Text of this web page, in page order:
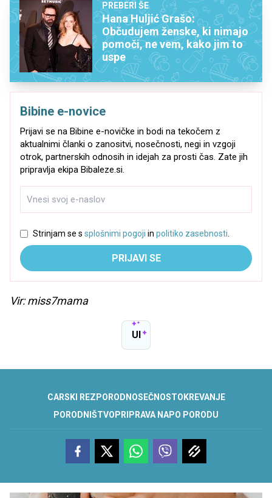
PREBERI ŠE
Hana Huljić Grašo:
Občudujem ženske, ki nimajo
pomoči, ne vem, kako jim to
uspe
Bibine e-novice
Prijavi se na Bibine e-novičke in bodi na tekočem z
aktualnimi članki o zanositvi, nosečnosti, negi in vzgoji
otrok, partnerskih odnosih in idejah za prosti čas. Zate jih
pripravlja ekipa Bibaleze.si.
Strinjam se s splošnimi pogoji in politiko zasebnosti
PRIJAVI SE
Vir: miss7mama
UI
CARSKI REZ POROD NOSEČNOSTOKREVANJE
PORODNIŠTVO PRIPRAVA NAPO PORODU